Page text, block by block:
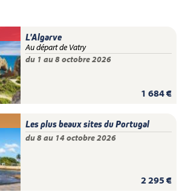
L'Algarve
Au départ de Vatry
du 1 au 8 octobre 2026
1 684 €
Les plus beaux sites du Portugal
du 8 au 14 octobre 2026
2 295 €